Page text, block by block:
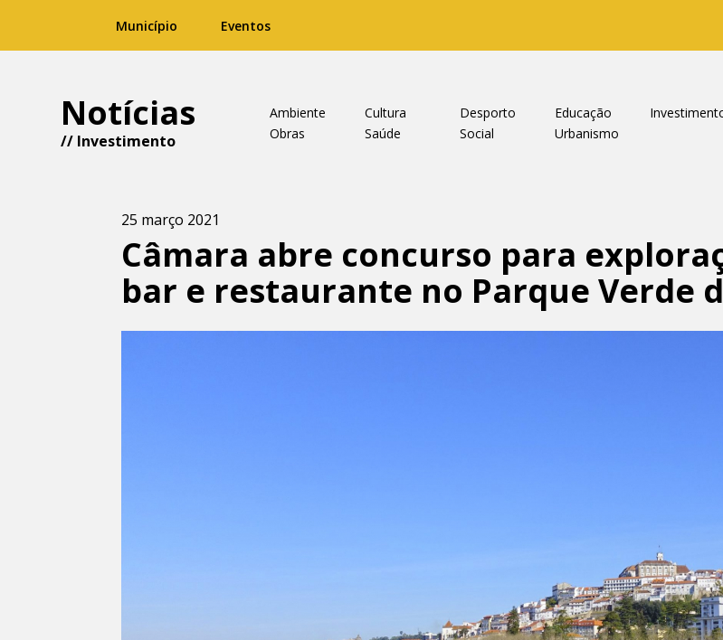
Município Eventos
Notícias
// Investimento
Ambiente Cultura Desporto Educação
Obras
Saúde Social Urbanismo
25 março 2021
Câmara abre concurso para
bar e restaurante no Parque Verde